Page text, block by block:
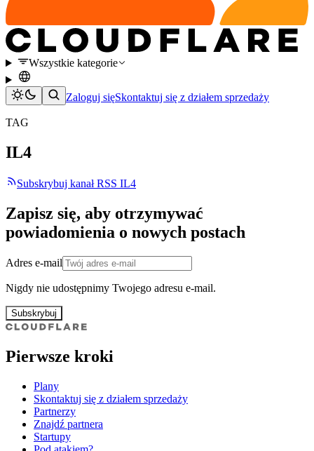
Wszystkie kategorie
Zaloguj sięSkontaktuj się z działem sprzedaży
TAG
IL4
Subskrybuj kanał RSS IL4
Zapisz się, aby otrzymywać
powiadomienia o nowych postach
Adres e-mail
Nigdy nie udostępnimy Twojego adresu e-mail.
Subskrybuj
Pierwsze kroki
Plany
Skontaktuj się z działem sprzedaży
Partnerzy
Znajdź partnera
Startupy